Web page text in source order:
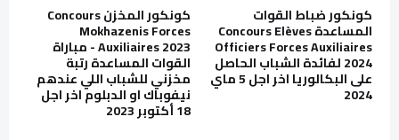
كونكور ضباط القوات
المساعدة Concours Elèves
Officiers Forces Auxiliaires
2024 لفائدة الشباب الحاصل
على البكالوريا اخر اجل 5 ماي
2024
كونكور المخزن Concours
Mokhazenis Forces
Auxiliaires 2023 - مباراة
القوات المساعدة رتبة
مخزني للشباب اللي عندهم
نيفوباك او الدبلوم اخر اجل
18 أكتوبر 2023